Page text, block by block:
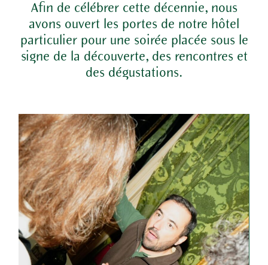
Afin de célébrer cette décennie, nous
avons ouvert les portes de notre hôtel
particulier pour une soirée placée sous le
signe de la découverte, des rencontres et
des dégustations.